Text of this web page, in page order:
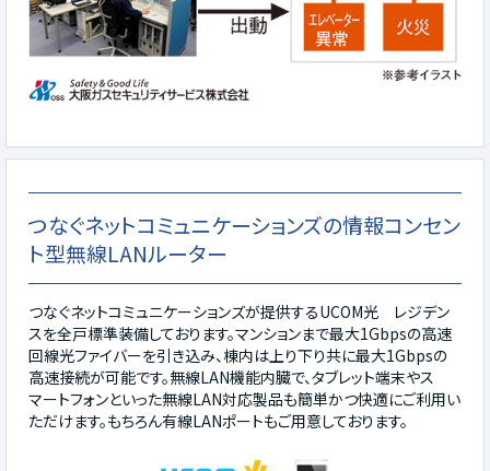
つなぐネットコミュニケーションズの情報コンセン
ト型無線LANルーター
つなぐネットコミュニケーションズが提供するUCOM光 レジデン
スを全戸標準装備しております。マンションまで最大1Gbpsの高速
回線光ファイバーを引き込み、棟内は上り下り共に最大1Gbpsの
高速接続が可能です。無線LAN機能内臓で、タブレット端末やス
マートフォンといった無線LAN対応製品も簡単かつ快適にご利用い
ただけます。もちろん有線LANポートもご用意しております。